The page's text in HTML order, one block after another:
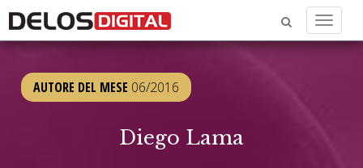
Menu
AUTORE DEL MESE 06/2016
Diego Lama